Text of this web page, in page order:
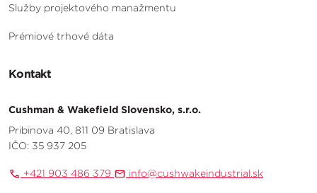
Služby projektového manažmentu
Prémiové trhové dáta
Kontakt
Cushman & Wakefield Slovensko, s.r.o.
Pribinova 40, 811 09 Bratislava
IČO: 35 937 205
+421 903 486 379 info@cushwakeindustrial.sk